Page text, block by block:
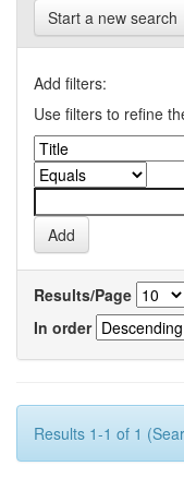
Start a new search
Add filters:
Use filters to refine
Results/Page
In order
Results 1-1 of 1